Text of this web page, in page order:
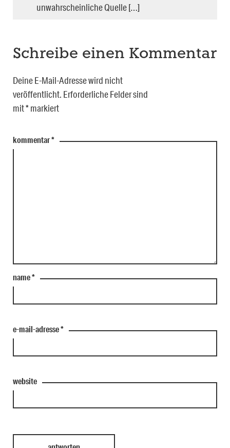
unwahrscheinliche Quelle […]
Schreibe einen Kommentar
Deine E-Mail-Adresse wird nicht
veröffentlicht. Erforderliche Felder sind
mit*markiert
kommentar*
name*
e-mail-adresse*
website